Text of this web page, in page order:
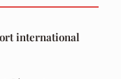
international